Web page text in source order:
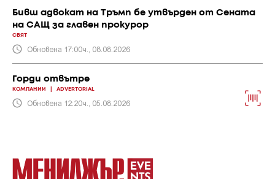
Бивш адвокат на Тръмп бе утвърден от Сената
на САЩ за главен прокурор
СВЯТ
Обновена 17:00ч., 08.08.2026
Горди отвътре
КОМПАНИИ ADVERTORIAL
Обновена 12:20ч., 05.08.2026